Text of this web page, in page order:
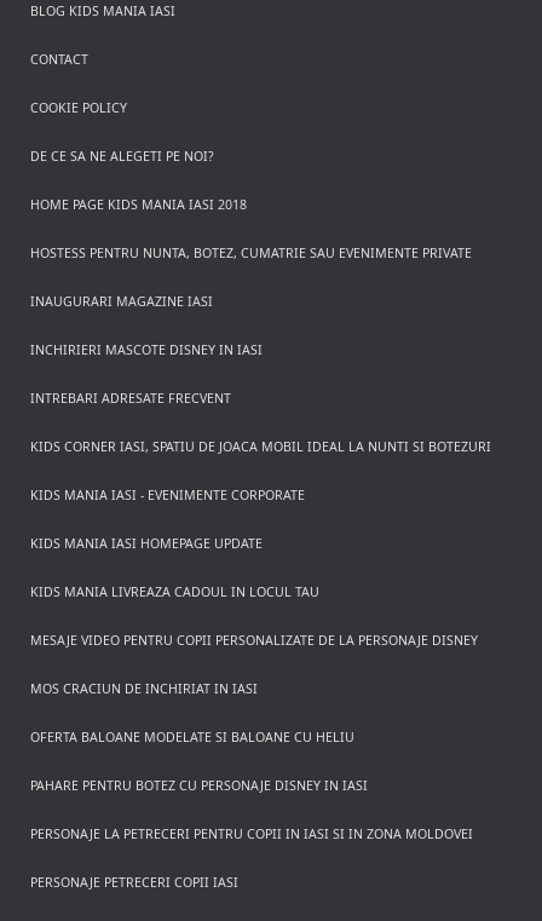
BLOG KIDS MANIA IASI
CONTACT
COOKIE POLICY
DE CE SA NE ALEGETI PE NOI?
HOME PAGE KIDS MANIA IASI 2018
HOSTESS PENTRU NUNTA, BOTEZ, CUMATRIE SAU EVENIMENTE PRIVATE
INAUGURARI MAGAZINE IASI
INCHIRIERI MASCOTE DISNEY IN IASI
INTREBARI ADRESATE FRECVENT
KIDS CORNER IASI, SPATIU DE JOACA MOBIL IDEAL LA NUNTI SI BOTEZURI
KIDS MANIA IASI - EVENIMENTE CORPORATE
KIDS MANIA IASI HOMEPAGE UPDATE
KIDS MANIA LIVREAZA CADOUL IN LOCUL TAU
MESAJE VIDEO PENTRU COPII PERSONALIZATE DE LA PERSONAJE DISNEY
MOS CRACIUN DE INCHIRIAT IN IASI
OFERTA BALOANE MODELATE SI BALOANE CU HELIU
PAHARE PENTRU BOTEZ CU PERSONAJE DISNEY IN IASI
PERSONAJE LA PETRECERI PENTRU COPII IN IASI SI IN ZONA MOLDOVEI
PERSONAJE PETRECERI COPII IASI